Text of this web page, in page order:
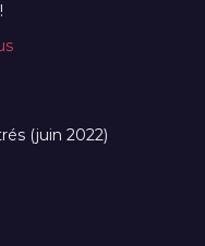
(juin 2022)